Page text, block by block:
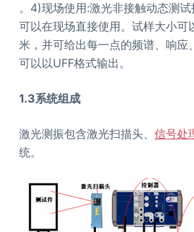
。4)现场使用:激光非接触动态测试
可以在现场直接使用。试样大小可
米，并可给出每一点的频谱、响应
可以以UFF格式输出。
1.3系统组成
激光测振包含激光扫描头、 信号处
统。